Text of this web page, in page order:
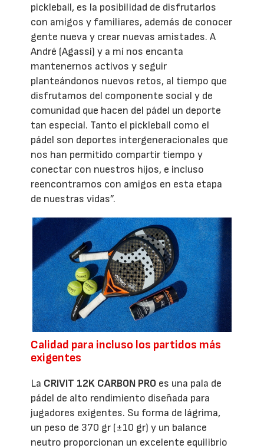
pickleball, es la posibilidad de disfrutarlos
con amigos y familiares, además de conocer
gente nueva y crear nuevas amistades. A
André (Agassi) y a mí nos encanta
mantenernos activos y seguir
planteándonos nuevos retos, al tiempo que
disfrutamos del componente social y de
comunidad que hacen del pádel un deporte
tan especial. Tanto el pickleball como el
pádel son deportes intergeneracionales que
nos han permitido compartir tiempo y
conectar con nuestros hijos, e incluso
reencontrarnos con amigos en esta etapa
de nuestras vidas”.
Calidad para incluso los partidos más
exigentes
La CRIVIT 12K CARBON PRO es una pala de
pádel de alto rendimiento diseñada para
jugadores exigentes. Su forma de lágrima,
un peso de 370 gr (±10 gr) y un balance
neutro proporcionan un excelente equilibrio